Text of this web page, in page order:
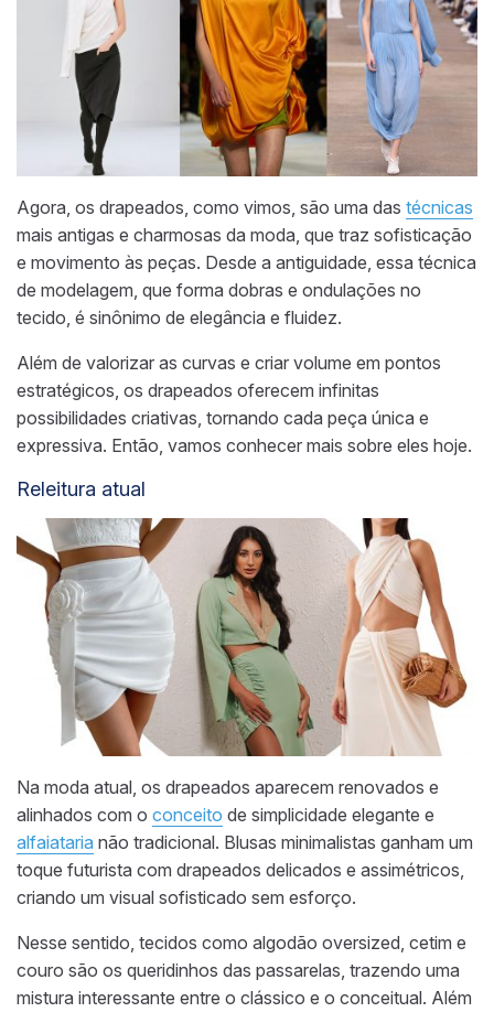
Agora, os drapeados, como vimos, são uma das técnicas
mais antigas e charmosas da moda, que traz sofisticação
e movimento às peças. Desde a antiguidade, essa técnica
de modelagem, que forma dobras e ondulações no
tecido, é sinônimo de elegância e fluidez.
Além de valorizar as curvas e criar volume em pontos
estratégicos, os drapeados oferecem infinitas
possibilidades criativas, tornando cada peça única e
expressiva. Então, vamos conhecer mais sobre eles hoje.
Releitura atual
Na moda atual, os drapeados aparecem renovados e
alinhados com o conceito de simplicidade elegante e
alfaiataria não tradicional. Blusas minimalistas ganham um
toque futurista com drapeados delicados e assimétricos,
criando um visual sofisticado sem esforço.
Nesse sentido, tecidos como algodão oversized, cetim e
couro são os queridinhos das passarelas, trazendo uma
mistura interessante entre o clássico e o conceitual. Além